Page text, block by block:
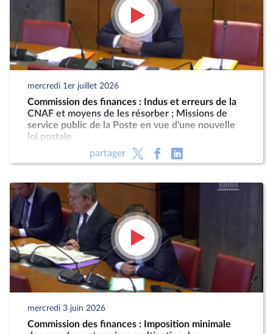
mercredi 1er juillet 2026
Commission des finances : Indus et erreurs de la
CNAF et moyens de les résorber ; Missions de
service public de la Poste en vue d'une nouvelle
loi postale
partager
mercredi 3 juin 2026
Commission des finances : Imposition minimale